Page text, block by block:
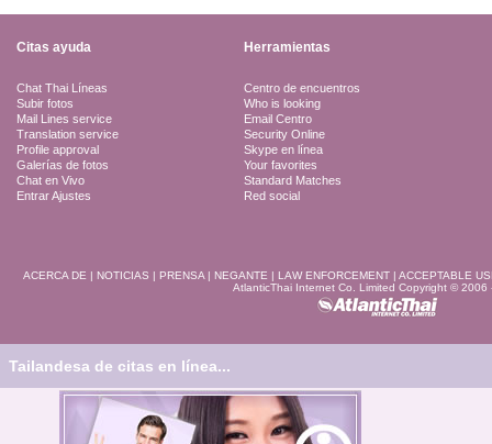
Citas ayuda Herramientas
Chat Thai Líneas
Subir fotos
Mail Lines service
Translation service
Profile approval
Galerías de fotos
Chat en Vivo
Entrar Ajustes
Centro de encuentros
Who is looking
Email Centro
Security Online
Skype en línea
Your favorites
Standard Matches
Red social
ACERCA DE | NOTICIAS | PRENSA| NEGANTE | LAW ENFORCEMENT| ACCEPTABLE
AtlanticThai Internet Co. Limited Copyright © 2006
Tailandesa de citas en línea...